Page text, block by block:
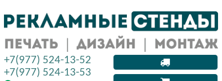
+7(977) 524-13-52
+7(977) 524-13-53